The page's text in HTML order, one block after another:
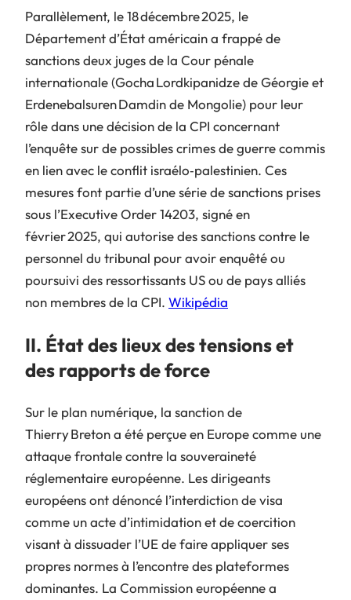
Parallèlement, le 18 décembre 2025, le
Département d’État américain a frappé de
sanctions deux juges de la Cour pénale
internationale (Gocha Lordkipanidze de Géorgie et
Erdenebalsuren Damdin de Mongolie) pour leur
rôle dans une décision de la CPI concernant
l’enquête sur de possibles crimes de guerre commis
en lien avec le conflit israélo‑palestinien. Ces
mesures font partie d’une série de sanctions prises
sous l’Executive Order 14203, signé en
février 2025, qui autorise des sanctions contre le
personnel du tribunal pour avoir enquêté ou
poursuivi des ressortissants US ou de pays alliés
non membres de la CPI. Wikipédia
II. État des lieux des tensions et
des rapports de force
Sur le plan numérique, la sanction de
Thierry Breton a été perçue en Europe comme une
attaque frontale contre la souveraineté
réglementaire européenne. Les dirigeants
européens ont dénoncé l’interdiction de visa
comme un acte d’intimidation et de coercition
visant à dissuader l’UE de faire appliquer ses
propres normes à l’encontre des plateformes
dominantes. La Commission européenne a